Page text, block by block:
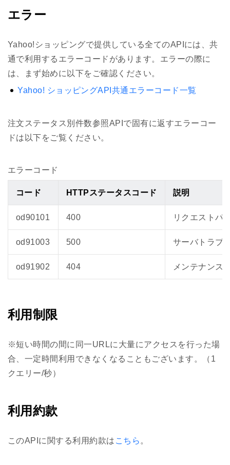
エラー
Yahoo!ショッピングで提供している全てのAPIには、共
通で利用するエラーコードがあります。エラーの際に
は、まず始めに以下をご確認ください。
Yahoo! ショッピングAPI共通エラーコード一覧
注文ステータス別件数参照APIで固有に返すエラーコー
ドは以下をご覧ください。
エラーコード
コード HTTPステータスコード 説明
od90101 400 リクエストパ
od91003 500 サーバトラブ
od91902 404 メンテナンス
利用制限
※短い時間の間に同一URLに大量にアクセスを行った場
合、一定時間利用できなくなることもございます。（1
クエリー/秒）
利用約款
このAPIに関する利用約款は こちら。